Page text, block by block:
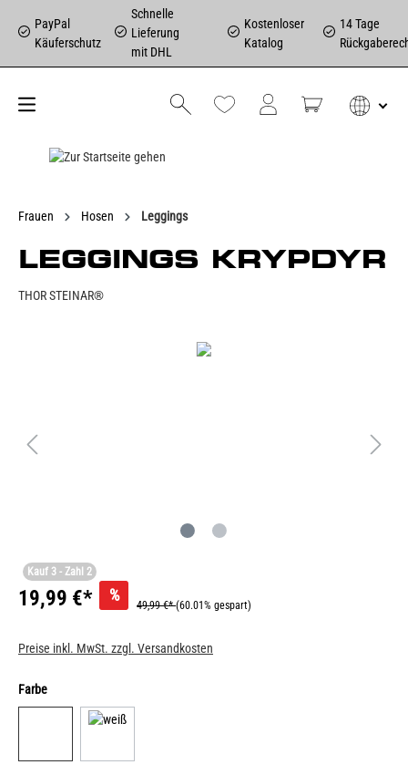
PayPal
Käuferschutz
Schnelle
Lieferung
mit DHL
Kostenloser
Katalog
14 Tage
Frauen Hosen Leggings
LEGGINGS KRYPDYR
THOR STEINAR®
Kauf 3 - Zahl 2
19,99 €* %
49,99 €*(60.01% gespart)
Preise inkl. MwSt. zzgl. Versandkosten
Farbe